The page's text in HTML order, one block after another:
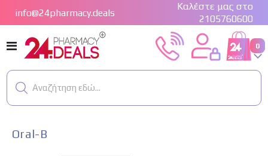
info@24pharmacy.deals
Καλέστε μας στο
2105760600
Εναλλαγή
Πλοήγησης
Cart
0
Αναζήτηση εδώ...
Oral-B